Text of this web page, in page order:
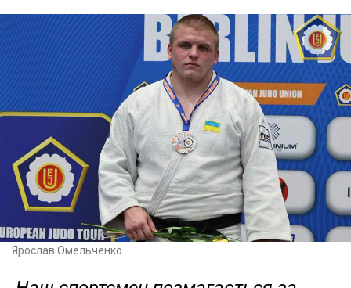
Ярослав Омельченко